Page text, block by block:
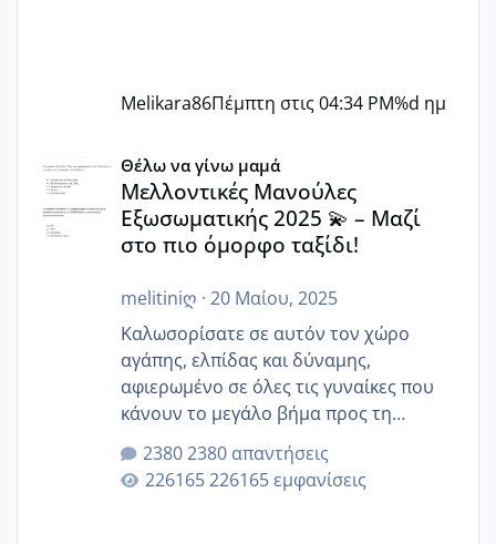
Melikara86Πέμπτη στις 04:34 PM%d ημ
Μελλοντικές Μανούλες Εξωσωματικής 2025 💫 – Μαζί
Θέλω να γίνω μαμά
Μελλοντικές Μανούλες
Εξωσωματικής 2025 💫 – Μαζί
στο πιο όμορφο ταξίδι!
melitiniღ · 20 Μαίου, 2025
Καλωσορίσατε σε αυτόν τον χώρο
αγάπης, ελπίδας και δύναμης,
αφιερωμένο σε όλες τις γυναίκες που
κάνουν το μεγάλο βήμα προς τη
μητρότητα μέσω εξωσωματικής το 2025.
Εδώ θα μοιραστούμε αγωνίες, χαρές,
εμπειρίες και κάθε μικρή ή μεγάλη
2380 απαντήσεις
226165 εμφανίσεις